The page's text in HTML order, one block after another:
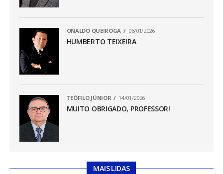
ONALDO QUEIROGA 06/01/2026
HUMBERTO TEIXEIRA
TEÓFILO JÚNIOR 14/01/2026
MUITO OBRIGADO, PROFESSOR!
MAIS LIDAS